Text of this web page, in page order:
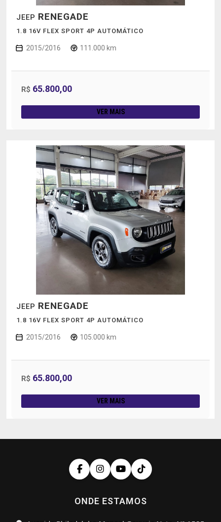
JEEP RENEGADE
1.8 16V FLEX SPORT 4P AUTOMÁTICO
2015/2016 111.000 km
R$ 65.800,00
VER MAIS
JEEP RENEGADE
1.8 16V FLEX SPORT 4P AUTOMÁTICO
2015/2016 105.000 km
R$ 65.800,00
VER MAIS
ONDE ESTAMOS